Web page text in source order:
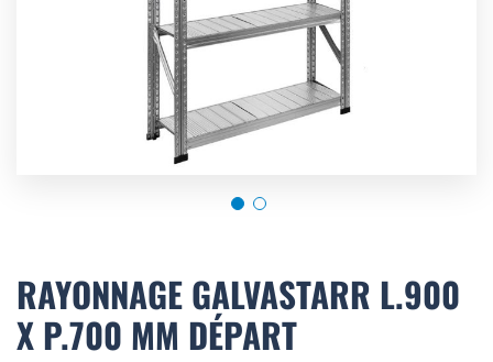
to
the
beginning
of
RAYONNAGE GALVASTARR L.900
X P.700 MM DÉPART